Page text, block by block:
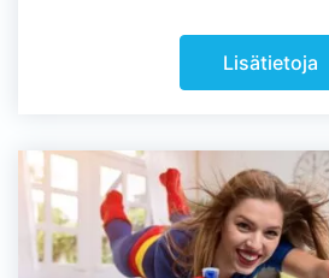
Lisätietoja